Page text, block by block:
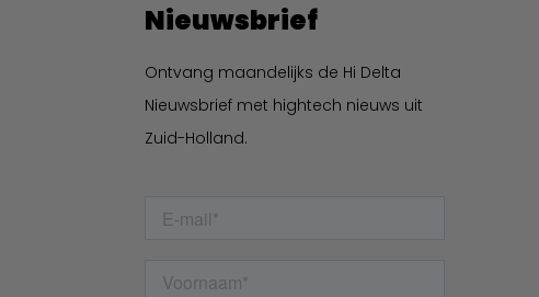
Nieuwsbrief
Ontvang maandelijks de Hi Delta
Nieuwsbrief met hightech nieuws uit
Zuid-Holland.